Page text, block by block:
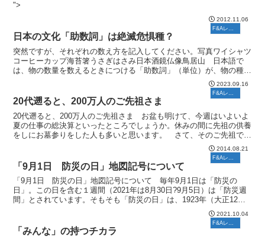
">
2012.11.06
日本の文化「助数詞」は絶滅危惧種？
突然ですが、それぞれの数え方を記入してください。写真ワイシャツ
コーヒーカップ海苔箸うさぎはさみ日本酒鏡仏像鳥居山 日本語で
は、物の数量を数えるときにつける「助数詞」（単位）が、物の種類
別に決められています。助数詞は、それだけで物の状態が読み...2023.09.16
20代遡ると、200万人のご先祖さま
20代遡ると、200万人のご先祖さま お盆も明けて、今週はいよいよ
夏の仕事の総決算といったところでしょうか。休みの間に先祖の供養
をしにお墓参りをした人も多いと思います。 さて、そのご先祖です
が、自分の父親と母親、その父親と母親、さらにそのま...
2014.08.21
F&Aレポート
「9月1日 防災の日」地図記号について
「9月1日 防災の日」地図記号について 毎年9月1日は「防災の
日」。この日を含む１週間（2021年は8月30日?9月5日）は「防災週
間」とされています。そもそも「防災の日」は、1923年（大正12年9
2021.10.04
「みんな」の持つチカラ